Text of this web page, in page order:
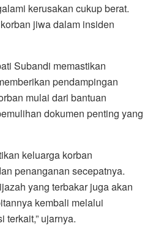
kerusakan cukup berat.
jiwa dalam insiden
Subandi memastikan
pendampingan
mulai dari bantuan
dokumen penting yang
keluarga korban
penanganan secepatnya.
yang terbakar juga akan
kembali melalui
terkait,” ujarnya.